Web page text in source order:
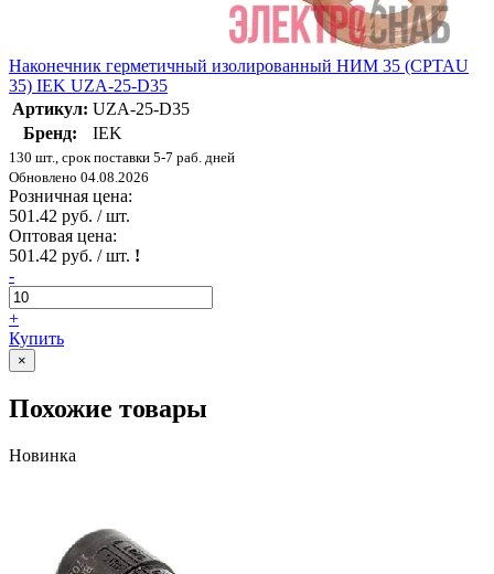
Наконечник герметичный изолированный НИМ 35 (CPTAU
35) IEK UZA-25-D35
Артикул: UZA-25-D35
Бренд:
IEK
130 шт., срок поставки 5-7 раб. дней
Обновлено 04.08.2026
Розничная цена:
501.42 руб. / шт.
Оптовая цена:
501.42 руб. / шт. !
-
+
Купить
×
Похожие товары
Новинка